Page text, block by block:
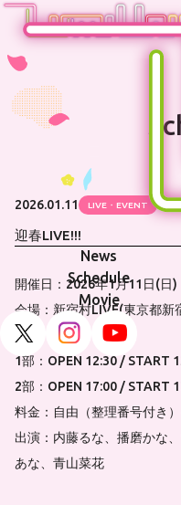
News
Schedule
Movie
2026.01.11 LIVE・EVENT
迎春LIVE!!!
開催日：2026年1月11日(日)
会場：新宿村LIVE(東京都新
1部：OPEN 12:30 / START
2部：OPEN 17:00 / START
料金：自由（整理番号付き
出演：内藤るな、播磨かな
あな、青山菜花